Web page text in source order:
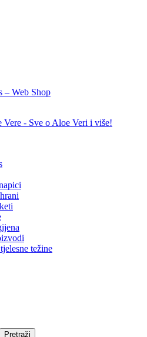
– Web Shop
Vere - Sve o Aloe Veri i više!
težine